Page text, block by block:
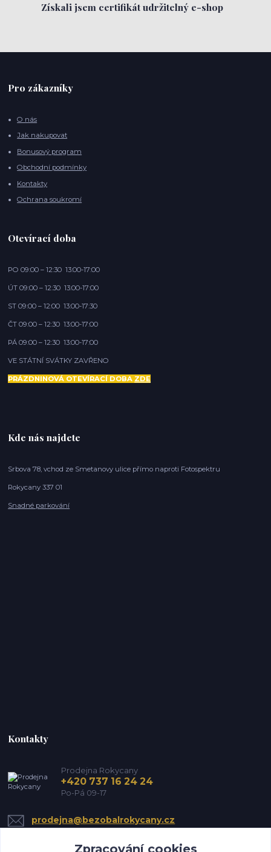
Získali jsem certifikát udržitelný e-shop
Pro zákazníky
O nás
Jak nakupovat
Bonusový program
Obchodní podmínky
Kontakty
Ochrana soukromí
Otevírací doba
PO 09:00 – 12:30 13:00-17:00
ÚT 09:00 – 12:30 13:00-17:00
ST 09:00 – 12:00 13:00-17:30
ČT 09:00 – 12:30 13:00-17:00
PÁ 09:00 – 12:30 13:00-17:00
VE STÁTNÍ SVÁTKY ZAVŘENO
PRÁZDNINOVÁ OTEVÍRACÍ DOBA ZDE
Kde nás najdete
Srbova 78, vchod ze Smetanovy ulice přímo naproti Fotospektru
Rokycany 337 01
Snadné parkování
Kontakty
Prodejna Rokycany
+420 737 16 24 24
Po-Pá 09-17
prodejna@bezobalrokycany.cz
Zpracování cookies